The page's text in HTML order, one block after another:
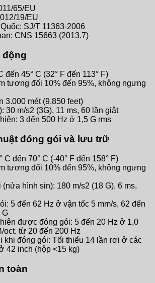
65/EU
19/EU
SJ/T 11363-2006
CNS 15663 (2013.7)
động
đến 45° C (32° F đến 113° F)
tương đối 10% đến 95%, không ngưng
3.000 mét (9.850 feet)
30 m/s2 (3G), 11 ms, 60 lần giật
3 đến 500 Hz ở 1,5 G rms
đóng gói và lưu trữ
C đến 70° C (-40° F đến 158° F)
tương đối 10% đến 95%, không ngưng
(nửa hình sin): 180 m/s2 (18 G), 6 ms,
5 đến 62 Hz ở vận tốc 5 mm/s, 62 đến
G
được đóng gói: 5 đến 20 Hz ở 1,0
oct. từ 20 đến 200 Hz
khi đóng gói: Tối thiểu 14 lần rơi ở các
42 inch (hộp <15 kg)
toàn